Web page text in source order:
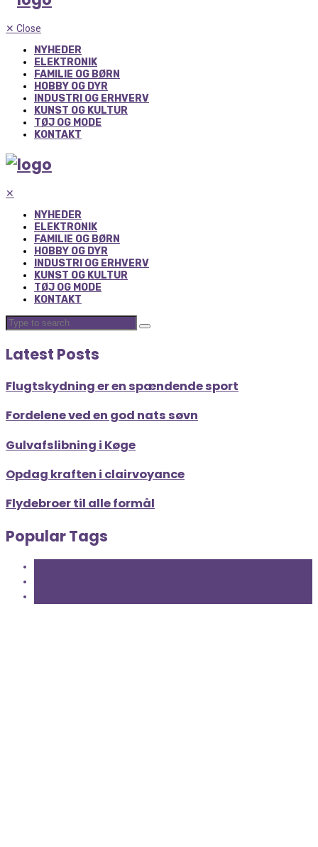
✕ Close
NYHEDER
ELEKTRONIK
FAMILIE OG BØRN
HOBBY OG DYR
INDUSTRI OG ERHVERV
KUNST OG KULTUR
TØJ OG MODE
KONTAKT
✕
NYHEDER
ELEKTRONIK
FAMILIE OG BØRN
HOBBY OG DYR
INDUSTRI OG ERHVERV
KUNST OG KULTUR
TØJ OG MODE
KONTAKT
Latest Posts
Flugtskydning er en spændende sport
Fordelene ved en god nats søvn
Gulvafslibning i Køge
Opdag kraften i clairvoyance
Flydebroer til alle formål
Popular Tags